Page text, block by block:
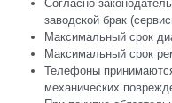
Согласно
заводской брак
Максимальный срок
Максимальный срок
Телефоны
механических